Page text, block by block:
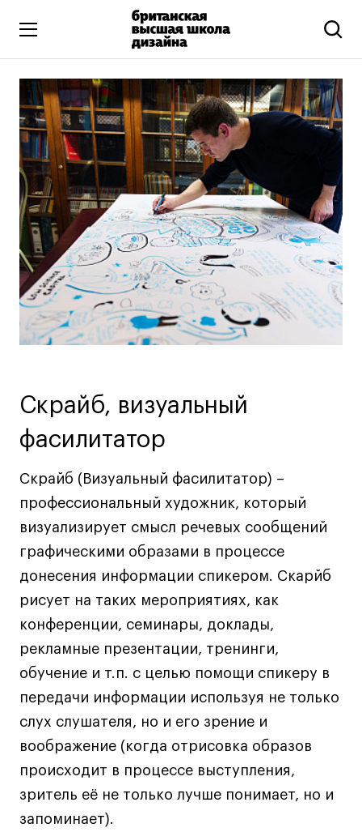
Высшее образование
Искусство и дизайн
Подготовительные курсы
Бизнес и маркетинг
Все программы
Дополнительное образование
Коммуникационный и цифровой дизайн
Иллюстрация
Современное искусство
Сценография
Фотография и видео
Промышленный и предметный дизайн
Дизайн и декорирование интерьера
Бизнес и маркетинг
Подготовительные курсы и творческое
развитие
Среднесрочные
Ландшафтный дизайн
Онлайн-программы
Дизайн интерьера
Дизайн одежды
Стайлинг
Современная живопись
UX/UI-дизайн
Скрайб, визуальный
фасилитатор
Скрайб (Визуальный фасилитатор) –
профессиональный художник, который
визуализирует смысл речевых сообщений
графическими образами в процессе
донесения информации спикером. Скарйб
рисует на таких мероприятиях, как
конференции, семинары, доклады,
рекламные презентации, тренинги,
обучение и т.п. с целью помощи спикеру в
передачи информации используя не только
слух слушателя, но и его зрение и
воображение (когда отрисовка образов
происходит в процессе выступления,
зритель её не только лучше понимает, но и
запоминает).